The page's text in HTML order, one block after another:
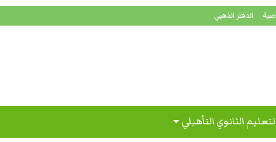
الدفتر الذهبي
الثانوي التأهيلي